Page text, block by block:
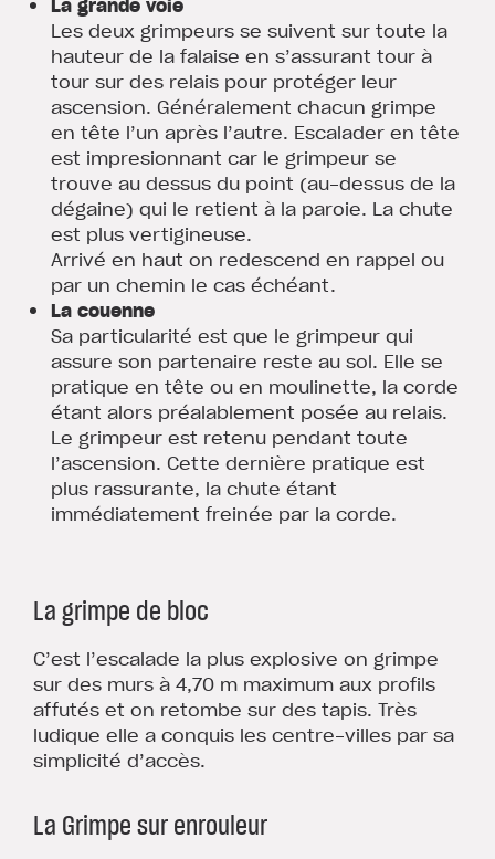
La grande voie
Les deux grimpeurs se suivent sur toute la
hauteur de la falaise en s’assurant tour à
tour sur des relais pour protéger leur
ascension. Généralement chacun grimpe
en tête l’un après l’autre. Escalader en tête
est impresionnant car le grimpeur se
trouve au dessus du point (au-dessus de la
dégaine) qui le retient à la paroie. La chute
est plus vertigineuse.
Arrivé en haut on redescend en rappel ou
par un chemin le cas échéant.
La couenne
Sa particularité est que le grimpeur qui
assure son partenaire reste au sol. Elle se
pratique en tête ou en moulinette, la corde
étant alors préalablement posée au relais.
Le grimpeur est retenu pendant toute
l’ascension. Cette dernière pratique est
plus rassurante, la chute étant
immédiatement freinée par la corde.
La grimpe de bloc
C’est l’escalade la plus explosive on grimpe
sur des murs à 4,70 m maximum aux profils
affutés et on retombe sur des tapis. Très
ludique elle a conquis les centre-villes par sa
simplicité d’accès.
La Grimpe sur enrouleur